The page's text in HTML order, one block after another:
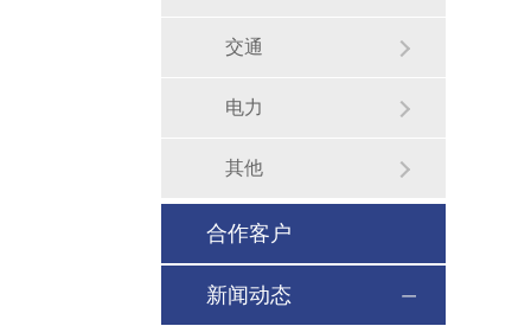
交通
电力
其他
合作客户
新闻动态